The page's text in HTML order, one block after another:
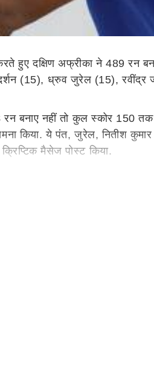
हुए दक्षिण अफ्रीका ने 489 रन
(15), ध्रुव जुरेल (15),
रन बनाए नहीं तो कुल स्कोर 150
किया. ये पंत, जुरेल, नितीश कुमार
मैसेज पोस्ट किया.
हैं, और वहां न होने की खामोशी